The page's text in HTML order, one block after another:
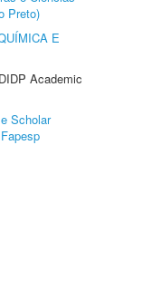
Preto)
E
Academic
Scholar
Fapesp